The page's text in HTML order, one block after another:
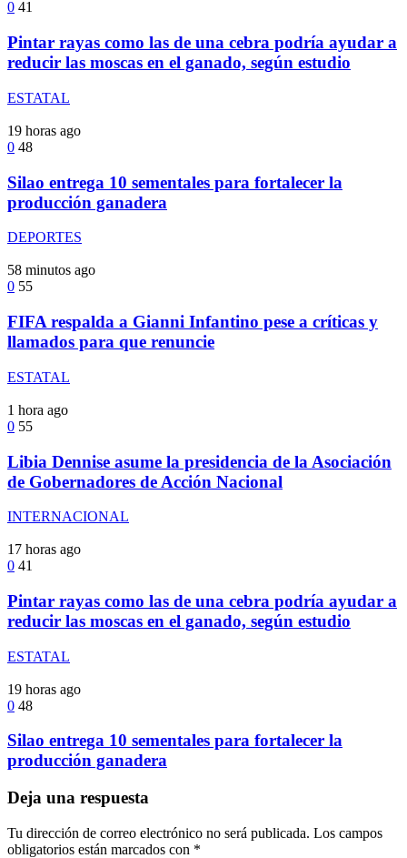
0 41
Pintar rayas como las de una cebra podría ayudar a
reducir las moscas en el ganado, según estudio
ESTATAL
19 horas ago
0 48
Silao entrega 10 sementales para fortalecer la
producción ganadera
DEPORTES
58 minutos ago
0 55
FIFA respalda a Gianni Infantino pese a críticas y
llamados para que renuncie
ESTATAL
1 hora ago
0 55
Libia Dennise asume la presidencia de la Asociación
de Gobernadores de Acción Nacional
INTERNACIONAL
17 horas ago
0 41
Pintar rayas como las de una cebra podría ayudar a
reducir las moscas en el ganado, según estudio
ESTATAL
19 horas ago
0 48
Silao entrega 10 sementales para fortalecer la
producción ganadera
Deja una respuesta
Tu dirección de correo electrónico no será publicada. Los campos
obligatorios están marcados con *